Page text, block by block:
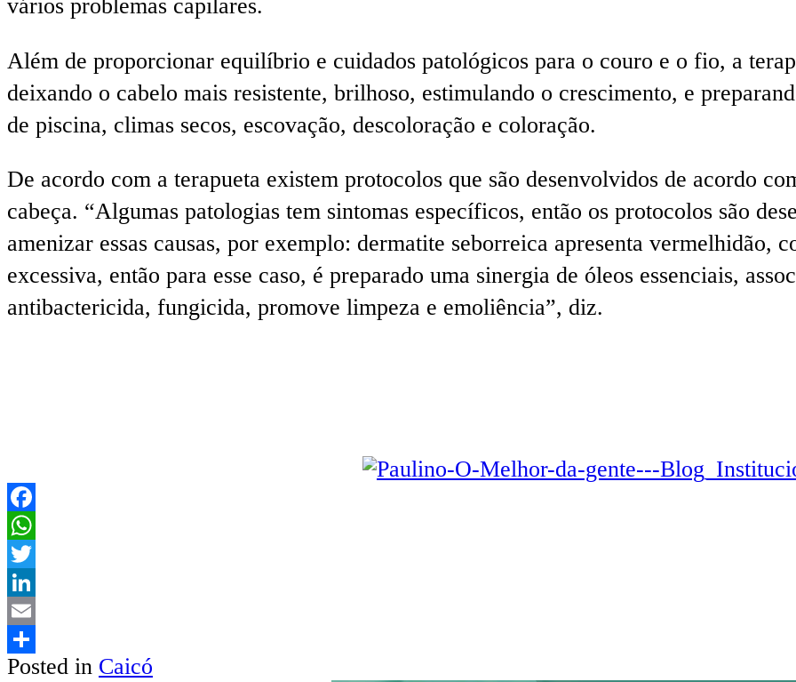
vários problemas capilares.
Além de proporcionar equilíbrio e cuidados patológicos para o couro e o fio, a
deixando o cabelo mais resistente, brilhoso, estimulando o crescimento, e
de piscina, climas secos, escovação, descoloração e coloração.
De acordo com a terapueta existem protocolos que são desenvolvidos de acordo
cabeça. “Algumas patologias tem sintomas específicos, então os protocolos são
amenizar essas causas, por exemplo: dermatite seborreica apresenta vermelhidão,
excessiva, então para esse caso, é preparado uma sinergia de óleos essenciais,
antibactericida, fungicida, promove limpeza e emoliência”, diz.
Facebook
WhatsApp
Twitter
LinkedIn
Email
Share
Posted in Caicó